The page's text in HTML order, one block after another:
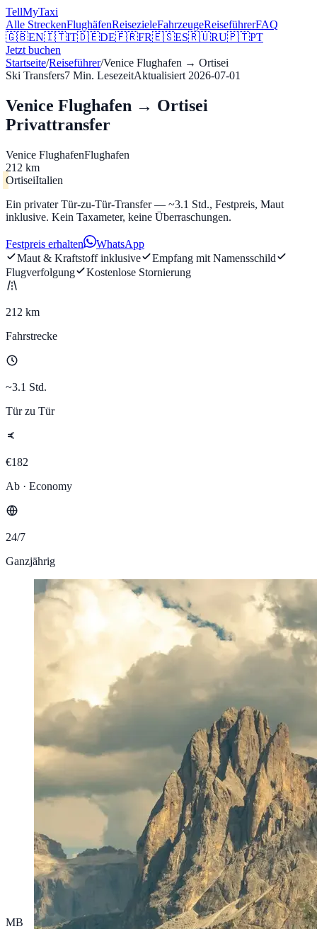
TellMyTaxi
Alle StreckenFlughäfenReisezieleFahrzeugeReiseführerFAQ
🇬🇧EN🇮🇹IT🇩🇪DE🇫🇷FR🇪🇸ES🇷🇺RU🇵🇹PT
Jetzt buchen
Startseite/Reiseführer/Venice Flughafen → Ortisei
Ski Transfers7 Min. LesezeitAktualisiert 2026-07-01
Venice Flughafen → Ortisei
Privattransfer
Venice FlughafenFlughafen
212 km
OrtiseiItalien
Ein privater Tür-zu-Tür-Transfer — ~3.1 Std., Festpreis, Maut
inklusive. Kein Taxameter, keine Überraschungen.
Festpreis erhalten
WhatsApp
Maut & Kraftstoff inklusive
Empfang mit Namensschild
Flugverfolgung
Kostenlose Stornierung
212 km
Fahrstrecke
~3.1 Std.
Tür zu Tür
€182
Ab · Economy
24/7
Ganzjährig
MB